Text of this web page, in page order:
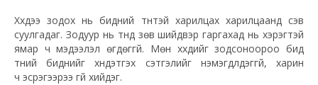
Хүүхдээ зодох нь бидний түүнтэй харилцах харилцаанд сэв
суулгадаг. Зодуур нь түүнд зөв шийдвэр гаргахад нь хэрэгтэй
ямар ч мэдээлэл өгдөггүй. Мөн хүүхдийг зодсоноороо бид
түүний биднийг хүндэтгэх сэтгэлийг нэмэгдүүлдэггүй, харин
ч эсрэгээрээ үгүй хийдэг.